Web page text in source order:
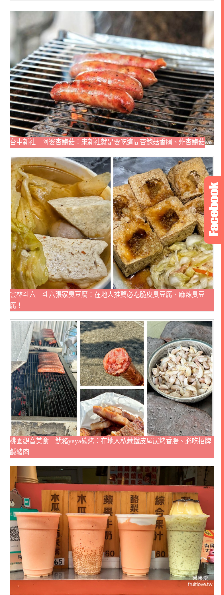
台中新社｜阿婆杏鮑菇：來新社就是要吃這間杏鮑菇香腸、炸杏鮑菇
雲林斗六｜斗六張家臭豆腐：在地人推薦必吃脆皮臭豆腐、麻辣臭豆
腐！
桃園觀音美食｜魷豬yaya碳烤：在地人私藏鐵皮屋炭烤香腸、必吃招牌
鹹豬肉